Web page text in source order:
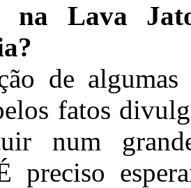
na Lava
de algumas
fatos
num
preciso